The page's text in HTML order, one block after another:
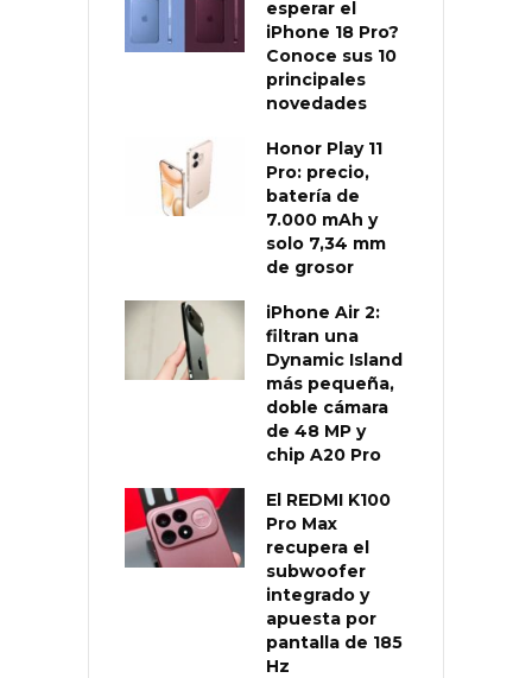
esperar el
iPhone 18 Pro?
Conoce sus 10
principales
novedades
Honor Play 11
Pro: precio,
batería de
7.000 mAh y
solo 7,34 mm
de grosor
iPhone Air 2:
filtran una
Dynamic Island
más pequeña,
doble cámara
de 48 MP y
chip A20 Pro
El REDMI K100
Pro Max
recupera el
subwoofer
integrado y
apuesta por
pantalla de 185
Hz